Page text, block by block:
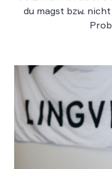
du magst bzw.